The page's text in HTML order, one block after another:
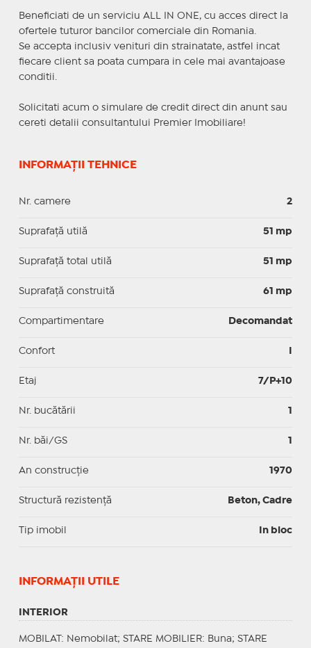
Beneficiati de un serviciu ALL IN ONE, cu acces direct la
ofertele tuturor bancilor comerciale din Romania.
Se accepta inclusiv venituri din strainatate, astfel incat
fiecare client sa poata cumpara in cele mai avantajoase
conditii.
Solicitati acum o simulare de credit direct din anunt sau
cereti detalii consultantului Premier Imobiliare!
INFORMAȚII TEHNICE
Nr. camere 2
Suprafaţă utilă 51 mp
Suprafaţă total utilă 51 mp
Suprafaţă construită 61 mp
Compartimentare Decomandat
Confort
Etaj 7/P+10
Nr. bucătării 1
Nr. băi/GS 1
An construcție 1970
Structură rezistență Beton, Cadre
Tip imobil In bloc
INFORMAŢII UTILE
INTERIOR
MOBILAT : Nemobilat; STARE MOBILIER: Buna; STARE